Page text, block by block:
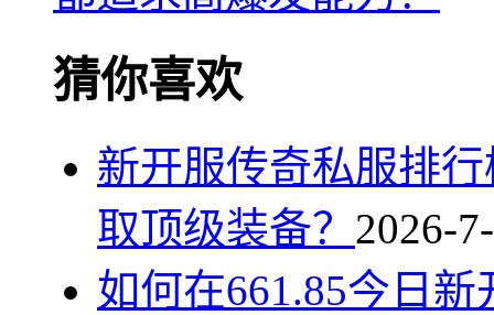
猜你喜欢
新开服传奇私服排
取顶级装备？ 2026-
如何在661.85今日